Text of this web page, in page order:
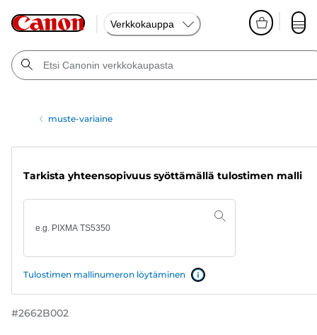
Verkkokauppa
muste-variaine
Tarkista yhteensopivuus syöttämällä tulostimen malli
Tulostimen mallinumeron löytäminen
#2662B002